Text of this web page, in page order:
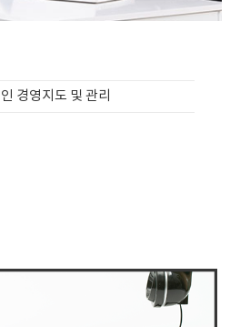
경영지도 및 관리